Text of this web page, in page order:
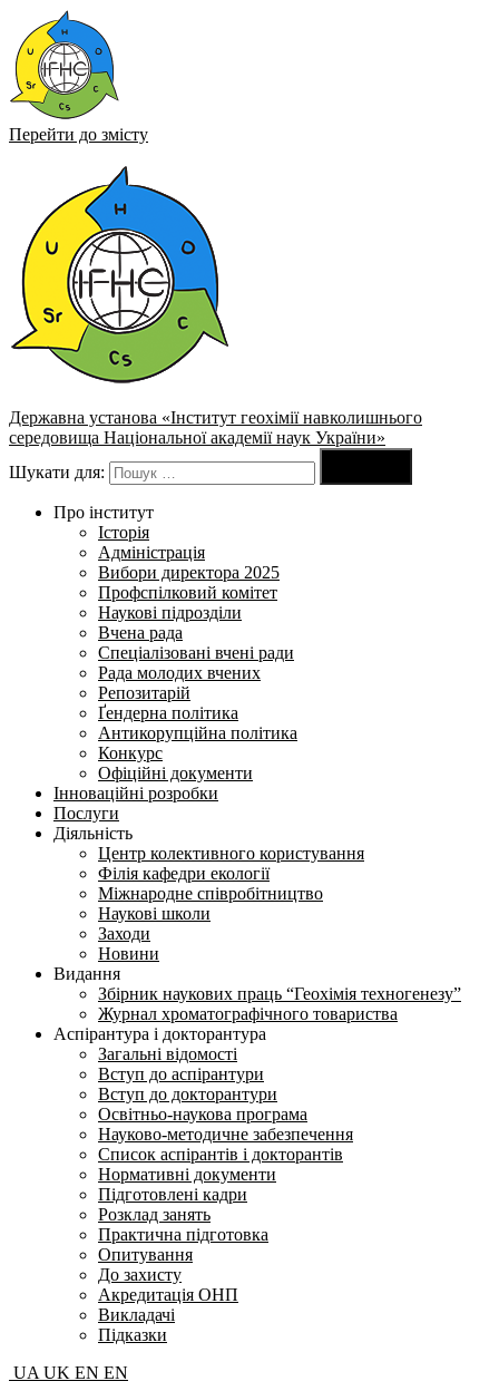
Перейти до змісту
Державна установа «Інститут геохімії навколишнього
середовища Національної академії наук України»
Шукати для:
Про інститут
Історія
Адміністрація
Вибори директора 2025
Профспілковий комітет
Наукові підрозділи
Вчена рада
Спеціалізовані вчені ради
Рада молодих вчених
Репозитарій
Ґендерна політика
Антикорупційна політика
Конкурс
Офіційні документи
Інноваційні розробки
Послуги
Діяльність
Центр колективного користування
Філія кафедри екології
Міжнародне співробітництво
Наукові школи
Заходи
Новини
Видання
Збірник наукових праць “Геохімія техногенезу”
Журнал хроматографічного товариства
Аспірантура і докторантура
Загальні відомості
Вступ до аспірантури
Вступ до докторантури
Освітньо-наукова програма
Науково-методичне забезпечення
Список аспірантів і докторантів
Нормативні документи
Підготовлені кадри
Розклад занять
Практична підготовка
Опитування
До захисту
Акредитація ОНП
Викладачі
Підказки
UA UK EN EN